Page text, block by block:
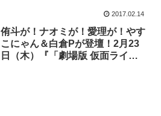
2017.02.14
侑斗が！ナオミが！愛理が！やす
こにゃん＆白倉Pが登壇！2月23
日（木）『「劇場版 仮面ライダ